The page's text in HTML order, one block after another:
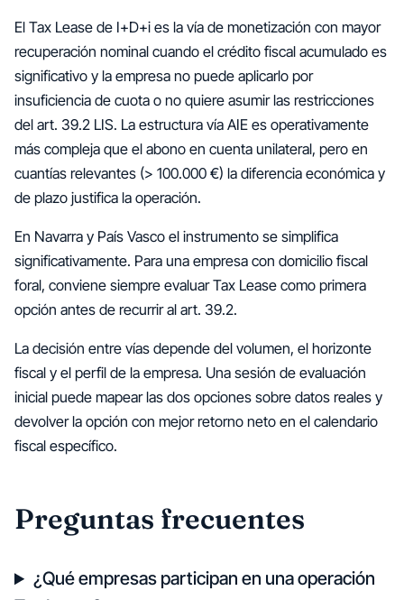
El Tax Lease de I+D+i es la vía de monetización con mayor
recuperación nominal cuando el crédito fiscal acumulado es
significativo y la empresa no puede aplicarlo por
insuficiencia de cuota o no quiere asumir las restricciones
del art. 39.2 LIS. La estructura vía AIE es operativamente
más compleja que el abono en cuenta unilateral, pero en
cuantías relevantes (> 100.000 €) la diferencia económica y
de plazo justifica la operación.
En Navarra y País Vasco el instrumento se simplifica
significativamente. Para una empresa con domicilio fiscal
foral, conviene siempre evaluar Tax Lease como primera
opción antes de recurrir al art. 39.2.
La decisión entre vías depende del volumen, el horizonte
fiscal y el perfil de la empresa. Una sesión de evaluación
inicial puede mapear las dos opciones sobre datos reales y
devolver la opción con mejor retorno neto en el calendario
fiscal específico.
Preguntas frecuentes
¿Qué empresas participan en una operación